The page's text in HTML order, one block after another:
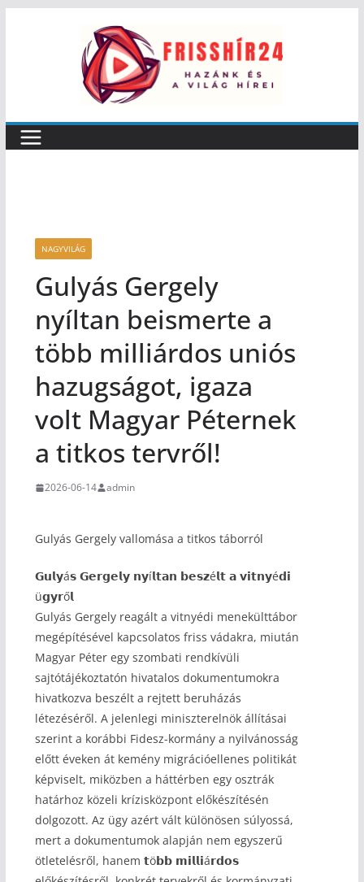
NAGYVILÁG
Gulyás Gergely
nyíltan beismerte a
több milliárdos uniós
hazugságot, igaza
volt Magyar Péternek
a titkos tervről!
2026-06-14 admin
Gulyás Gergely vallomása a titkos táborról
𝗚𝘂𝗹𝘆á𝘀 𝗚𝗲𝗿𝗴𝗲𝗹𝘆 𝗻𝘆í𝗹𝘁𝗮𝗻 𝗯𝗲𝘀𝘇é𝗹𝘁 𝗮 𝘃𝗶𝘁𝗻𝘆é𝗱𝗶
ü𝗴𝘆𝗿ő𝗹
Gulyás Gergely reagált a vitnyédi menekülttábor
megépítésével kapcsolatos friss vádakra, miután
Magyar Péter egy szombati rendkívüli
sajtótájékoztatón hivatalos dokumentumokra
hivatkozva beszélt a rejtett beruházás
létezéséről. A jelenlegi miniszterelnök állításai
szerint a korábbi Fidesz-kormány a nyilvánosság
előtt éveken át kemény migrációellenes politikát
képviselt, miközben a háttérben egy osztrák
határhoz közeli krízisközpont előkészítésén
dolgozott. Az ügy azért vált különösen súlyossá,
mert a dokumentumok alapján nem egyszerű
ötletelésről, hanem 𝘁ö𝗯𝗯 𝗺𝗶𝗹𝗹𝗶á𝗿𝗱𝗼𝘀